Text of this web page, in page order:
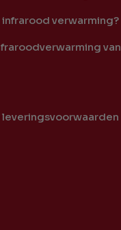
verwarming?
van